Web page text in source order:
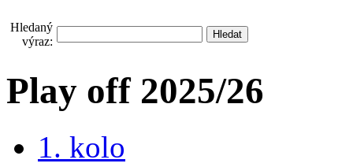
Hledaný
výraz:
Play off 2025/26
1. kolo